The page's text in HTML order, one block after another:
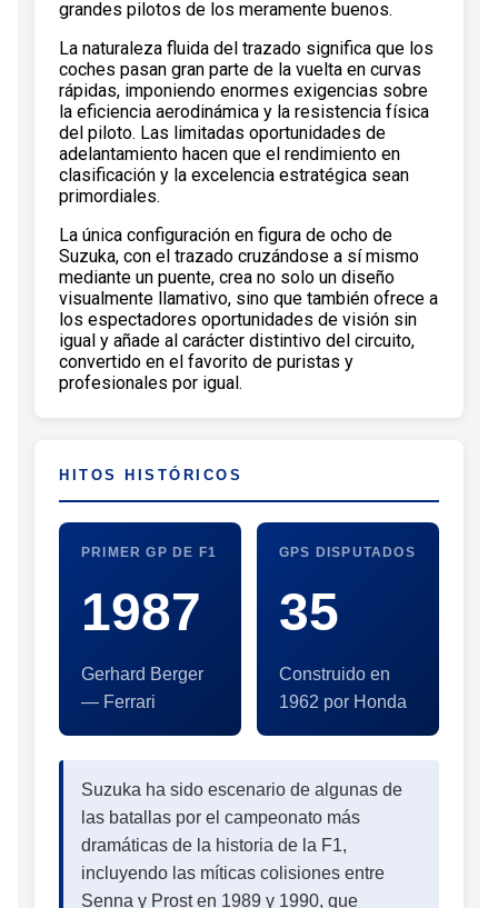
grandes pilotos de los meramente buenos.
La naturaleza fluida del trazado significa que los
coches pasan gran parte de la vuelta en curvas
rápidas, imponiendo enormes exigencias sobre
la eficiencia aerodinámica y la resistencia física
del piloto. Las limitadas oportunidades de
adelantamiento hacen que el rendimiento en
clasificación y la excelencia estratégica sean
primordiales.
La única configuración en figura de ocho de
Suzuka, con el trazado cruzándose a sí mismo
mediante un puente, crea no solo un diseño
visualmente llamativo, sino que también ofrece a
los espectadores oportunidades de visión sin
igual y añade al carácter distintivo del circuito,
convertido en el favorito de puristas y
profesionales por igual.
HITOS HISTÓRICOS
PRIMER GP DE F1
1987
Gerhard Berger
— Ferrari
GPS DISPUTADOS
35
Construido en
1962 por Honda
Suzuka ha sido escenario de algunas de
las batallas por el campeonato más
dramáticas de la historia de la F1,
incluyendo las míticas colisiones entre
Senna y Prost en 1989 y 1990, que